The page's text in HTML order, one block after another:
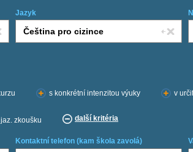
Jazyk
s konkrétní intenzitou výuky v
zkoušku další kritéria
Kontaktní telefon (kam škola zavolá)